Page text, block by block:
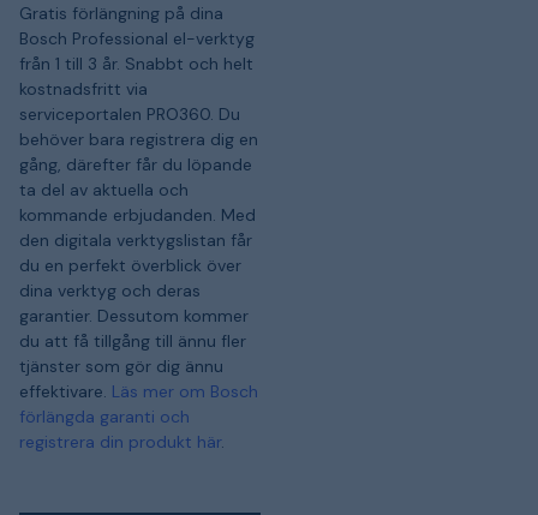
Gratis förlängning på dina
Bosch Professional el-verktyg
från 1 till 3 år. Snabbt och helt
kostnadsfritt via
serviceportalen PRO360. Du
behöver bara registrera dig en
gång, därefter får du löpande
ta del av aktuella och
kommande erbjudanden. Med
den digitala verktygslistan får
du en perfekt överblick över
dina verktyg och deras
garantier. Dessutom kommer
du att få tillgång till ännu fler
tjänster som gör dig ännu
effektivare. Läs mer om Bosch
förlängda garanti och
registrera din produkt här.